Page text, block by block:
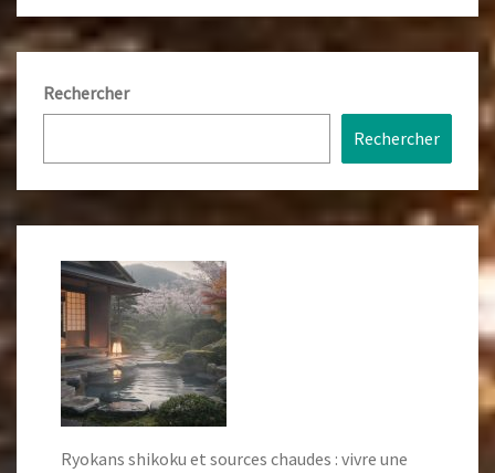
Rechercher
Rechercher
Ryokans shikoku et sources chaudes : vivre une